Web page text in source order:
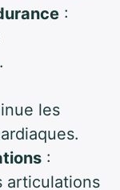
:
les
:
articulations